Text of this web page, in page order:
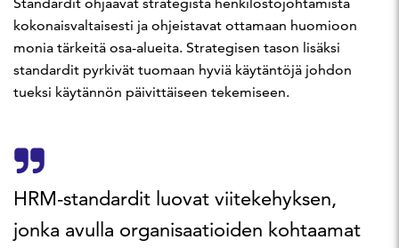
kokonaisvaltaisesti ja ohjeistavat ottamaan huomioon
monia tärkeitä osa-alueita. Strategisen tason lisäksi
standardit pyrkivät tuomaan hyviä käytäntöjä johdon
tueksi käytännön päivittäiseen tekemiseen.
HRM-standardit luovat viitekehyksen,
jonka avulla organisaatioiden kohtaamat